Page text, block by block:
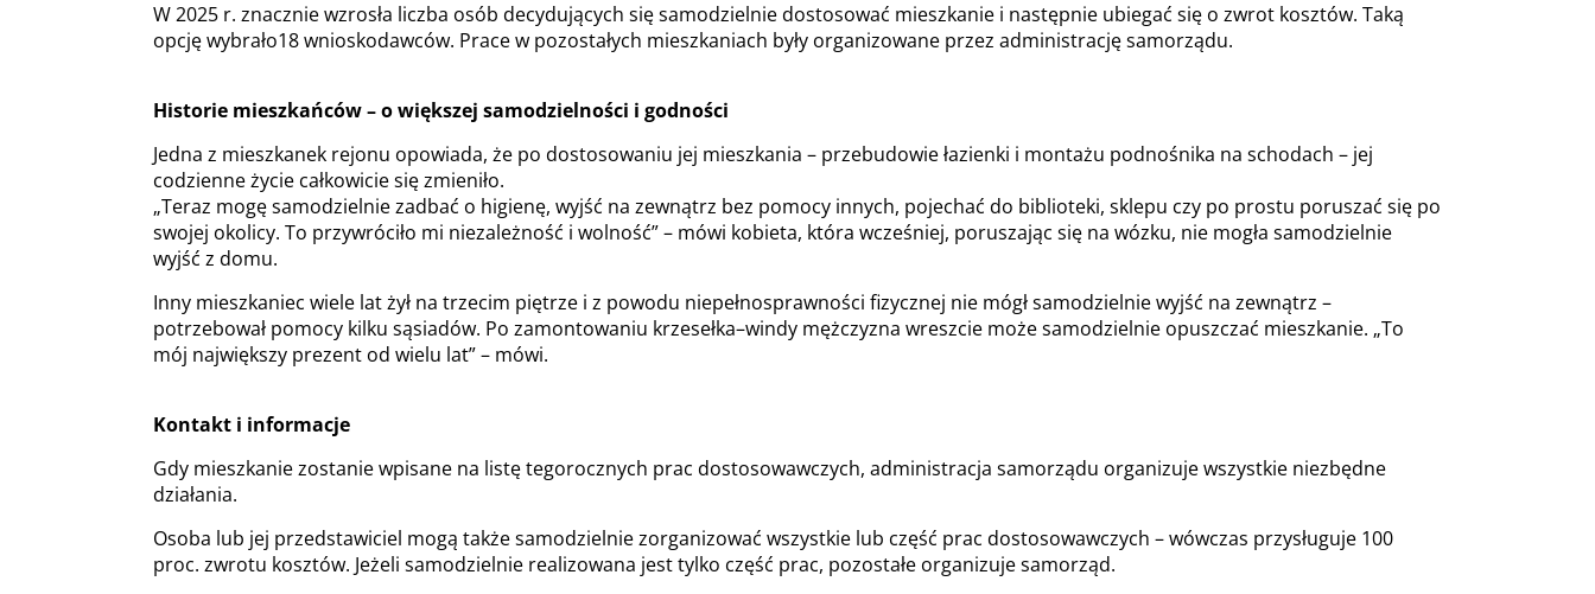
W 2025 r. znacznie wzrosła liczba osób decydujących się samodzielnie dostosować mieszkanie i następnie ubiegać się o zwrot kosztów. Taką
opcję wybrało18 wnioskodawców. Prace w pozostałych mieszkaniach były organizowane przez administrację samorządu.
Historie mieszkańców – o większej samodzielności i godności
Jedna z mieszkanek rejonu opowiada, że po dostosowaniu jej mieszkania – przebudowie łazienki i montażu podnośnika na schodach – jej
codzienne życie całkowicie się zmieniło.
„Teraz mogę samodzielnie zadbać o higienę, wyjść na zewnątrz bez pomocy innych, pojechać do biblioteki, sklepu czy po prostu poruszać się po
swojej okolicy. To przywróciło mi niezależność i wolność” – mówi kobieta, która wcześniej, poruszając się na wózku, nie mogła samodzielnie
wyjść z domu.
Inny mieszkaniec wiele lat żył na trzecim piętrze i z powodu niepełnosprawności fizycznej nie mógł samodzielnie wyjść na zewnątrz –
potrzebował pomocy kilku sąsiadów. Po zamontowaniu krzesełka–windy mężczyzna wreszcie może samodzielnie opuszczać mieszkanie. „To
mój największy prezent od wielu lat” – mówi.
Kontakt i informacje
Gdy mieszkanie zostanie wpisane na listę tegorocznych prac dostosowawczych, administracja samorządu organizuje wszystkie niezbędne
działania.
Osoba lub jej przedstawiciel mogą także samodzielnie zorganizować wszystkie lub część prac dostosowawczych – wówczas przysługuje 100
proc. zwrotu kosztów. Jeżeli samodzielnie realizowana jest tylko część prac, pozostałe organizuje samorząd.